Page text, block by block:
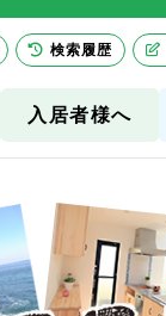
入居者様へ
検索履歴